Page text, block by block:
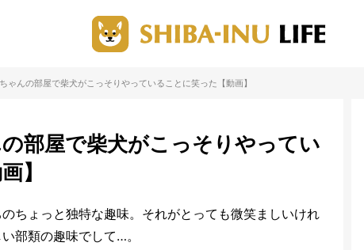
ゃんの部屋で柴犬がこっそりやっていることに笑った【動画】
部屋で柴犬がこっそりやってい
】
ちょっと独特な趣味。それがとっても微笑ましいけれ
部類の趣味でして…。